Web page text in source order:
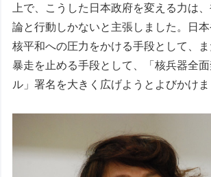
上で、こうした日本政府を変える力は
論と行動しかないと主張しました。日
核平和への圧力をかける手段として、
暴走を止める手段として、「核兵器全
ル」署名を大きく広げようとよびかけま